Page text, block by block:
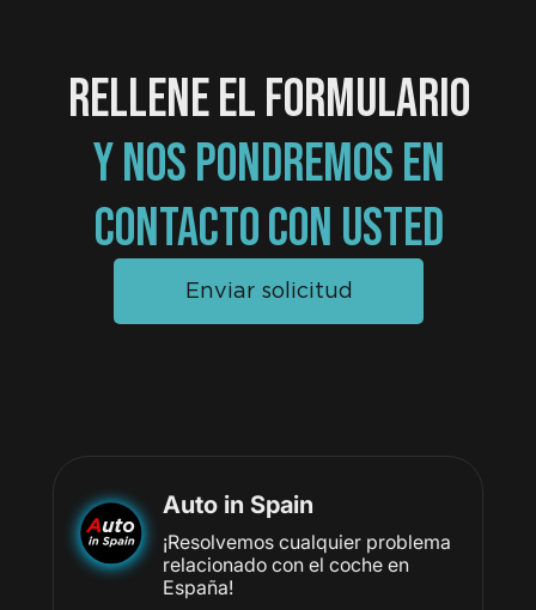
RELLENE EL FORMULARIO
Y NOS PONDREMOS EN
CONTACTO CON USTED
Enviar solicitud
Auto in Spain
¡Resolvemos cualquier problema
relacionado con el coche en
España!